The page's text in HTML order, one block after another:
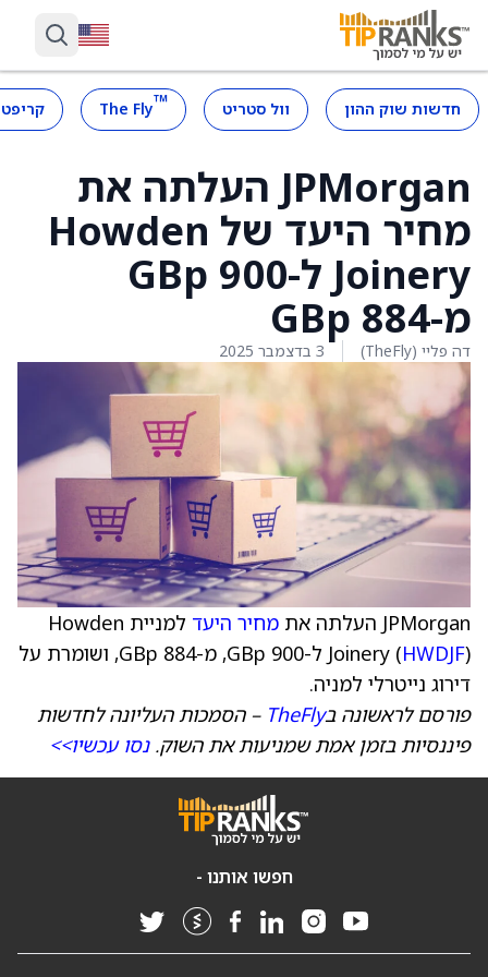
חדשות שוק ההון וול סטריט ™
The Fly
JPMorgan העלתה את
מחיר היעד של Howden
Joinery ל-900 GBp
מ-884 GBp
דה פליי (TheFly) 3 בדצמבר 2025
JPMorgan העלתה את מחיר היעד
למניית Howden
Joinery (HWDJF
) ל-900 GBp, מ-884 GBp, ושומרת על
דירוג נייטרלי למניה.
פורסם לראשונה בTheFly – הסמכות העליונה לחדשות
פיננסיות בזמן אמת שמניעות את השוק.נסו עכשיו>>
חפשו אותנו -